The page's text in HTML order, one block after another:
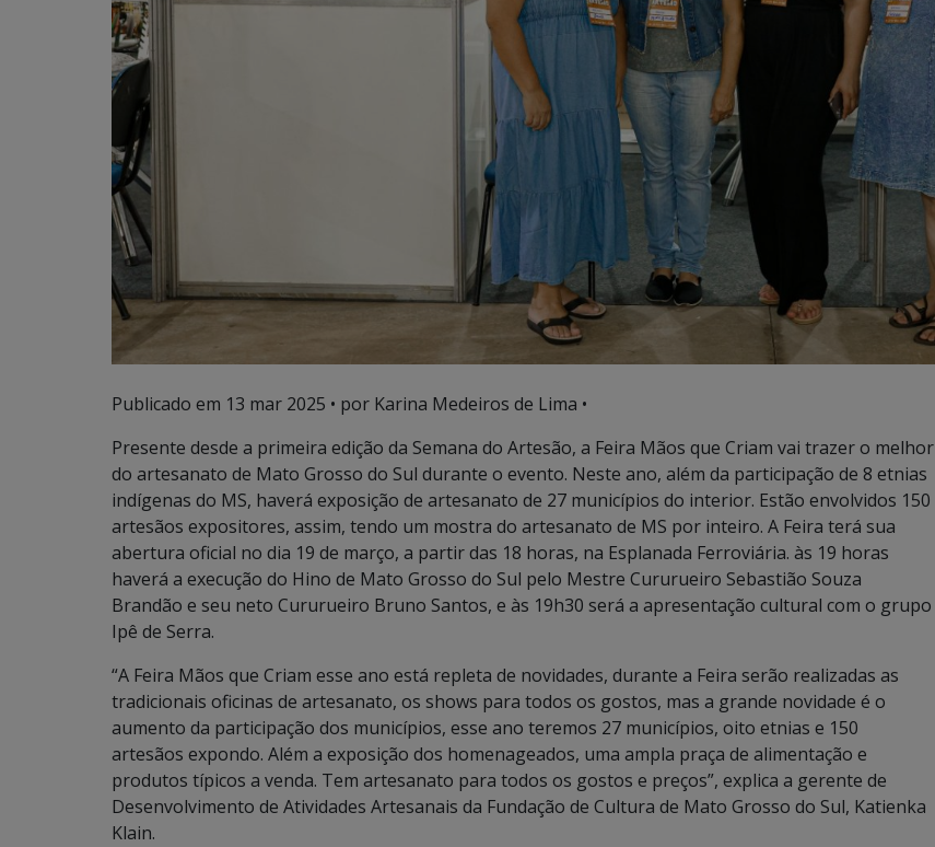
Publicado em 13 mar 2025 • por Karina Medeiros de Lima •
Presente desde a primeira edição da Semana do Artesão, a Feira Mãos que Criam vai trazer o melhor
do artesanato de Mato Grosso do Sul durante o evento. Neste ano, além da participação de 8 etnias
indígenas do MS, haverá exposição de artesanato de 27 municípios do interior. Estão envolvidos 150
artesãos expositores, assim, tendo um mostra do artesanato de MS por inteiro. A Feira terá sua
abertura oficial no dia 19 de março, a partir das 18 horas, na Esplanada Ferroviária. às 19 horas
haverá a execução do Hino de Mato Grosso do Sul pelo Mestre Cururueiro Sebastião Souza
Brandão e seu neto Cururueiro Bruno Santos, e às 19h30 será a apresentação cultural com o grupo
Ipê de Serra.
“A Feira Mãos que Criam esse ano está repleta de novidades, durante a Feira serão realizadas as
tradicionais oficinas de artesanato, os shows para todos os gostos, mas a grande novidade é o
aumento da participação dos municípios, esse ano teremos 27 municípios, oito etnias e 150
artesãos expondo. Além a exposição dos homenageados, uma ampla praça de alimentação e
produtos típicos a venda. Tem artesanato para todos os gostos e preços”, explica a gerente de
Desenvolvimento de Atividades Artesanais da Fundação de Cultura de Mato Grosso do Sul, Katienka
Klain.